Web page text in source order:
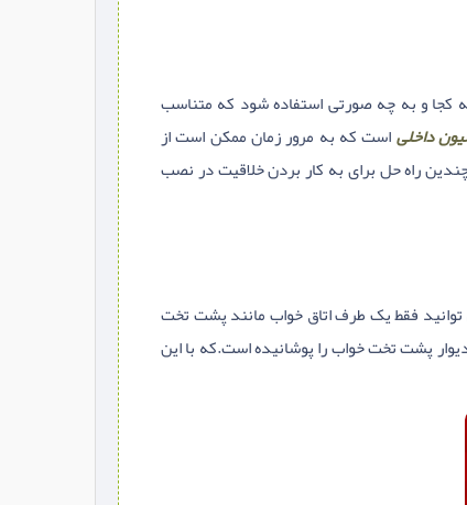
کجا و به چه صورتی استفاده شود که متناسب
داخلیاست که به مرور زمان ممکن است از
راه حل برای به کار بردن خلاقیت در نصب
توانید فقط یک طرف اتاق خواب مانند پشت تخت
پشت تخت خواب را پوشانیده است.که با این